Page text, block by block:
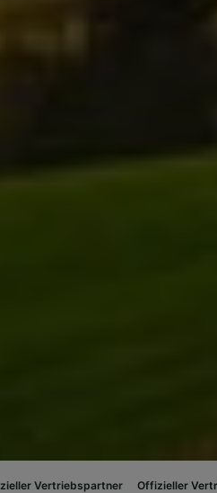
Offizieller Vertriebspartner